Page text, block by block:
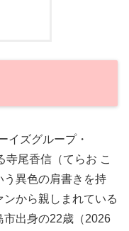
イズグループ・
寺尾香信（てらお こ
う異色の肩書きを持
から親しまれている
市出身の22歳（2026